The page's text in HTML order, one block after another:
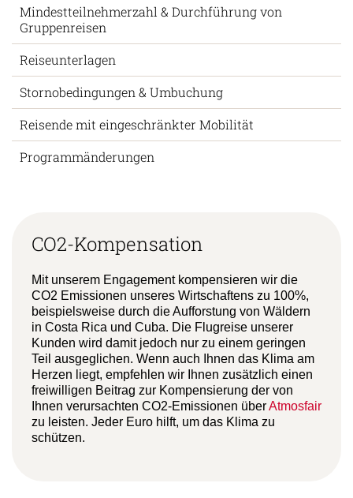
Mindestteilnehmerzahl & Durchführung von
Gruppenreisen
Reiseunterlagen
Stornobedingungen & Umbuchung
Reisende mit eingeschränkter Mobilität
Programmänderungen
CO2-Kompensation
Mit unserem Engagement kompensieren wir die
CO2 Emissionen unseres Wirtschaftens zu 100%,
beispielsweise durch die Aufforstung von Wäldern
in Costa Rica und Cuba. Die Flugreise unserer
Kunden wird damit jedoch nur zu einem geringen
Teil ausgeglichen. Wenn auch Ihnen das Klima am
Herzen liegt, empfehlen wir Ihnen zusätzlich einen
freiwilligen Beitrag zur Kompensierung der von
Ihnen verursachten CO2-Emissionen überAtmosfair
zu leisten. Jeder Euro hilft, um das Klima zu
schützen.